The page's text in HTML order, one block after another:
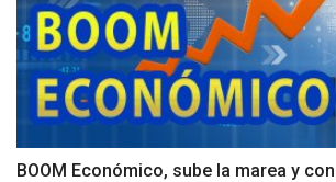
BOOM Económico, sube la marea y